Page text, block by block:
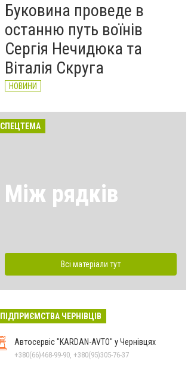
Буковина проведе в
останню путь воїнів
Сергія Нечидюка та
Віталія Скруга
НОВИНИ
СПЕЦТЕМА
Між рядків
Всі матеріали тут
ПІДПРИЄМСТВА ЧЕРНІВЦІВ
Автосервіс "KARDAN-AVTO" у Чернівцях
+380(66)468-99-90, +380(95)305-76-37